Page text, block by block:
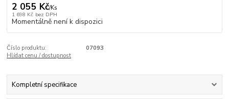
2 055 Kč/Ks
1 698 Kč bez DPH
Momentálně není k dispozici
Číslo produktu:
07093
Hlídat cenu / dostupnost
Kompletní specifikace